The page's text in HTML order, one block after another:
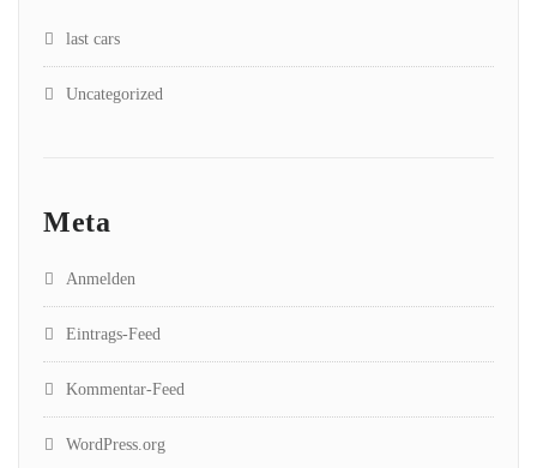
last cars
Uncategorized
Meta
Anmelden
Eintrags-Feed
Kommentar-Feed
WordPress.org